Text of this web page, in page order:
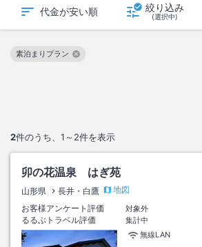
代金が安い順 絞り込み
(選択中)
2件のうち、 1～2件を表示
素泊まりプラン
この絞り込み条件を解除
卯の花温泉 はぎ苑
山形県 長井・白鷹
地図
お客様アンケート評価
対象外
るるぶトラベル評価
集計中
無線LAN